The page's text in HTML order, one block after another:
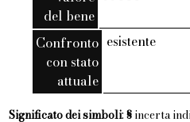
del bene
Confronto
con stato
attuale
esistente
Significato dei simboli: §incerta